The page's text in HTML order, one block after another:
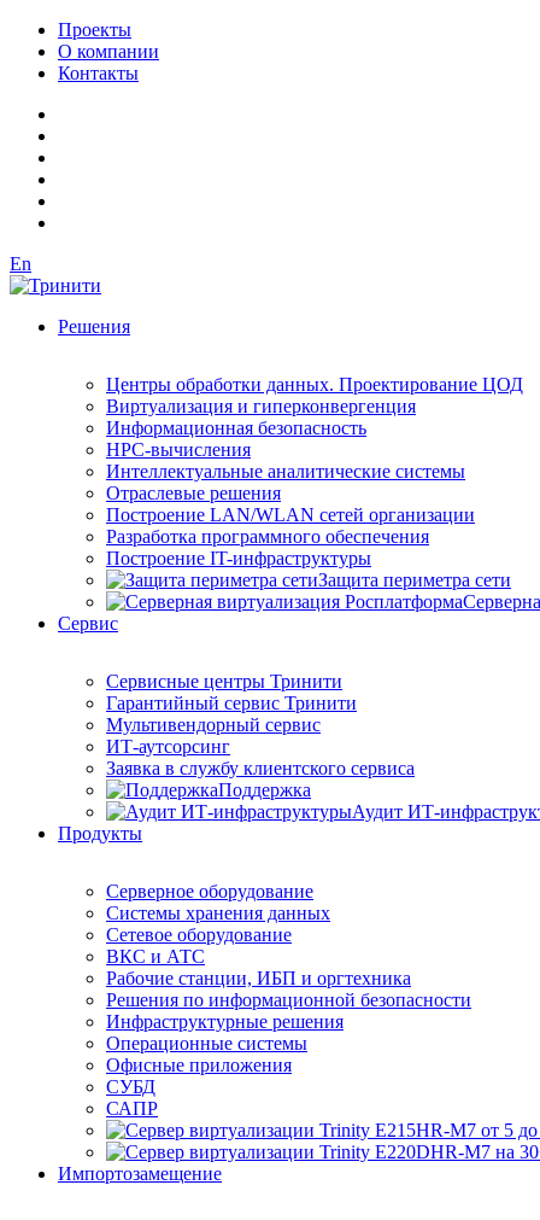
Проекты
О компании
Контакты
En
Решения
Центры обработки данных. Проектирование ЦОД
Виртуализация и гиперконвергенция
Информационная безопасность
HPC-вычисления
Интеллектуальные аналитические системы
Отраслевые решения
Построение LAN/WLAN сетей организации
Разработка программного обеспечения
Построение IT-инфраструктуры
Защита периметра сети
Сервис
Сервисные центры Тринити
Гарантийный сервис Тринити
Мультивендорный сервис
ИТ-аутсорсинг
Заявка в службу клиентского сервиса
Поддержка
Аудит ИТ-
Продукты
Серверное оборудование
Системы хранения данных
Сетевое оборудование
ВКС и АТС
Рабочие станции, ИБП и оргтехника
Решения по информационной безопасности
Инфраструктурные решения
Операционные системы
Офисные приложения
СУБД
САПР
Импортозамещение